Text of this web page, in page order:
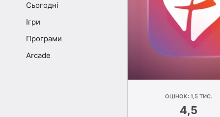
Сьогодні
Ігри
Програми
Arcade
ОЦІНОК: 1,5 ТИС.
4,5